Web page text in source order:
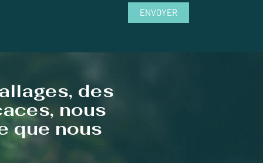
ENVOYER
des
nous
que nous